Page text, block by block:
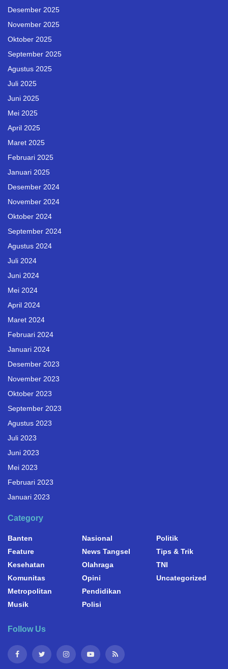
Desember 2025
November 2025
Oktober 2025
September 2025
Agustus 2025
Juli 2025
Juni 2025
Mei 2025
April 2025
Maret 2025
Februari 2025
Januari 2025
Desember 2024
November 2024
Oktober 2024
September 2024
Agustus 2024
Juli 2024
Juni 2024
Mei 2024
April 2024
Maret 2024
Februari 2024
Januari 2024
Desember 2023
November 2023
Oktober 2023
September 2023
Agustus 2023
Juli 2023
Juni 2023
Mei 2023
Februari 2023
Januari 2023
Category
Banten
Feature
Kesehatan
Komunitas
Metropolitan
Musik
Nasional
News Tangsel
Olahraga
Opini
Pendidikan
Polisi
Politik
Tips & Trik
TNI
Uncategorized
Follow Us